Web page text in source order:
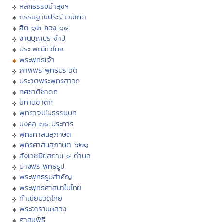
หลักธรรมนำสุขฯ
กรรมฐานประจำวันเกิด
ฮีต ๑๒ คอง ๑๔
งานบุญประจำปี
ประเพณีทั่วไทย
พระพุทธเจ้า
ภาพพระพุทธประวัติ
ประวัติพระพุทธสาวก
ทศชาติชาดก
นิทานชาดก
พุทธวจนในธรรมบท
มงคล ๓๘ ประการ
พุทธศาสนสุภาษิต
พุทธศาสนสุภาษิต ๖๒๑
สังเวชนียสถาน ๔ ตำบล
ปางพระพุทธรูป
พระพุทธรูปสำคัญ
พระพุทธศาสนาในไทย
ทำเนียบวัดไทย
พระอารามหลวง
ศาสนพิธี